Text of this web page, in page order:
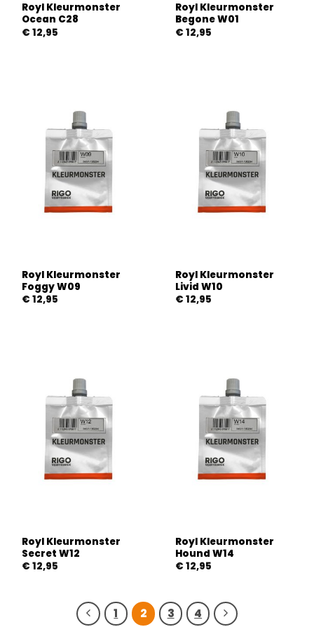
Royl Kleurmonster
Ocean C28
€ 12,95
Royl Kleurmonster
Begone W01
€ 12,95
Royl Kleurmonster
Foggy W09
€ 12,95
Royl Kleurmonster
Livid W10
€ 12,95
Royl Kleurmonster
Secret W12
€ 12,95
Royl Kleurmonster
Hound W14
€ 12,95
1 2 3 4